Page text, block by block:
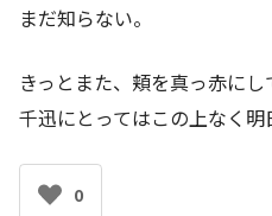
まだ知らない。
きっとまた、頬を真っ赤にし
千迅にとってはこの上なく明
0